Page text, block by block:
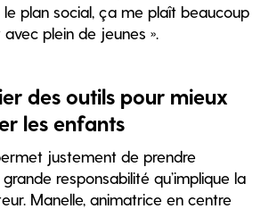
le plan social, ça me plaît beaucoup
plein de jeunes ».
des outils pour mieux
les enfants
justement de prendre
responsabilité qu’implique la
Manelle, animatrice en centre